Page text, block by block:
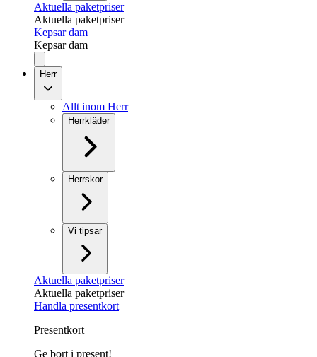
Aktuella paketpriser
Aktuella paketpriser
Kepsar dam
Kepsar dam
Herr
Allt inom Herr
Herrkläder
Herrskor
Vi tipsar
Aktuella paketpriser
Aktuella paketpriser
Handla presentkort
Presentkort
Ge bort i present!